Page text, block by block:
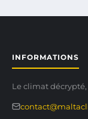
INFORMATIONS
Le climat